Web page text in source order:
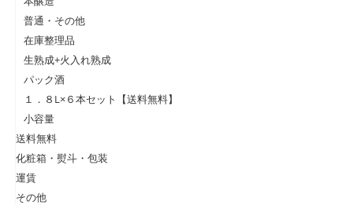
普通・その他
在庫整理品
生熟成+火入れ熟成
パック酒
１．８L×６本セット【送料無料】
小容量
送料無料
化粧箱・熨斗・包装
運賃
その他